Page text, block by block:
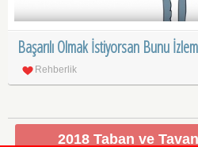
Başarılı Olmak İstiyorsan Bunu
Rehberlik
2018 Taban ve